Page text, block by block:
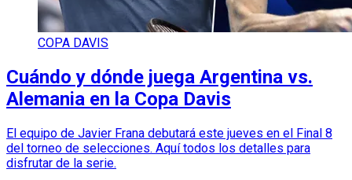
COPA DAVIS
Cuándo y dónde juega Argentina vs.
Alemania en la Copa Davis
El equipo de Javier Frana debutará este jueves en el Final 8
del torneo de selecciones. Aquí todos los detalles para
disfrutar de la serie.